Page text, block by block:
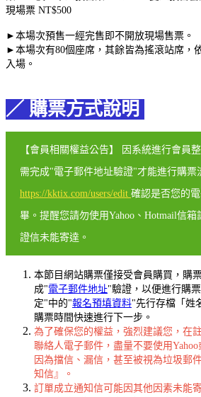
現場票 NT$500
►本場次預售一經完售即不開放現場售票。
►本場次有80個座席，其餘皆為搖滾站席，
入場。
／ 購票方式說明
【會員相關權益公告】 因系統進行會員
需完成"電子郵件地址驗證"才能進行購票
https://kktix.com/users/edit 確認是否您的
畢。提醒您請勿使用Yahoo、Hotmail信
證信未能寄達。
本節目網站購票僅接受會員購買，購
成"電子郵件地址"驗證，以便進行購
定"中的"報名預填資料"先行存檔「姓
購票時間快速進行下一步。
為了確保您的權益，強烈建議您，在
聯絡人電子郵件，盡量不要使用
因為擋信、漏信，甚至被視為垃圾郵
知信』。
訂單成立通知信可能因其他因素未能